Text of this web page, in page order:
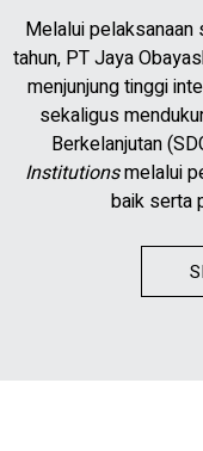
Melalui
tahun, PT Jaya
menjunjung tinggi
sekaligus
Berkelanjutan
Institutionsmelalui
baik serta